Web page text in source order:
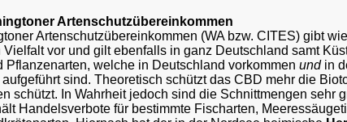
Artenschutzübereinkommen
Artenschutzübereinkommen (WA bzw. CITES) gibt
Vielfalt vor und gilt ebenfalls in ganz Deutschland samt
Pflanzenarten, welche in Deutschland vorkommen undin
sind. Theoretisch schützt das CBD mehr die
schützt. In Wahrheit jedoch sind die Schnittmengen sehr
Handelsverbote für bestimmte Fischarten,